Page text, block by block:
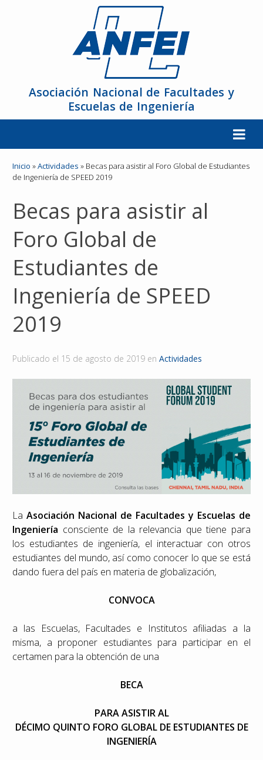
Asociación Nacional de Facultades y
Escuelas de Ingeniería
La ANFEI
Inicio »Actividades » Becas para asistir al Foro Global de Estudiantes
de Ingeniería de SPEED 2019
Becas para asistir al
Foro Global de
Estudiantes de
Ingeniería de SPEED
2019
Publicado el 15 de agosto de 2019 enActividades
LaAsociación Nacional de Facultades y Escuelas de
Ingeniería consciente de la relevancia que tiene para
los estudiantes de ingeniería, el interactuar con otros
estudiantes del mundo, así como conocer lo que se está
dando fuera del país en materia de globalización,
CONVOCA
a las Escuelas, Facultades e Institutos afiliadas a la
misma, a proponer estudiantes para participar en el
certamen para la obtención de una
BECA
PARA ASISTIR AL
DÉCIMO QUINTO FORO GLOBAL DE ESTUDIANTES DE
INGENIERÍA